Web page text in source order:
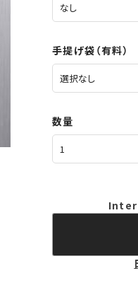
手提げ袋（有料）
数量